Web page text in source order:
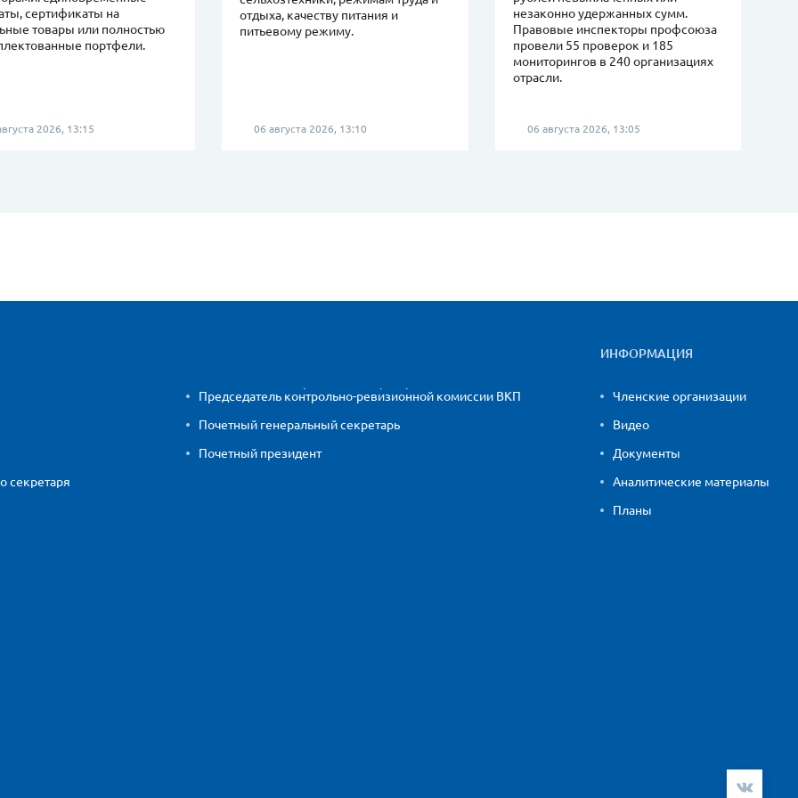
сертификаты на
товары или полностью
портфели.
2026, 13:15
отдыха, качеству питания и
питьевому режиму.
06 августа 2026, 13:10
незаконно удержанных сумм.
Правовые инспекторы профсоюза
провели 55 проверок и 185
мониторингов в 240 организациях
отрасли.
06 августа 2026, 13:05
секретаря
Председатель контрольно-ревизионной комиссии ВКП
Почетный генеральный секретарь
Почетный президент
ИНФОРМАЦИЯ
Членские организации
Видео
Документы
Аналитические материалы
Планы